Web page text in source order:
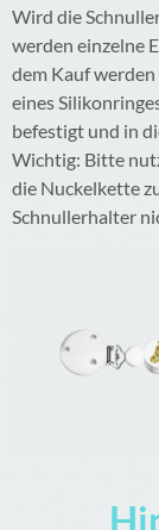
Wird die
werden einzelne
dem Kauf
eines
befestigt und in
Wichtig: Bitte
die Nuckelkette
Schnullerhalter